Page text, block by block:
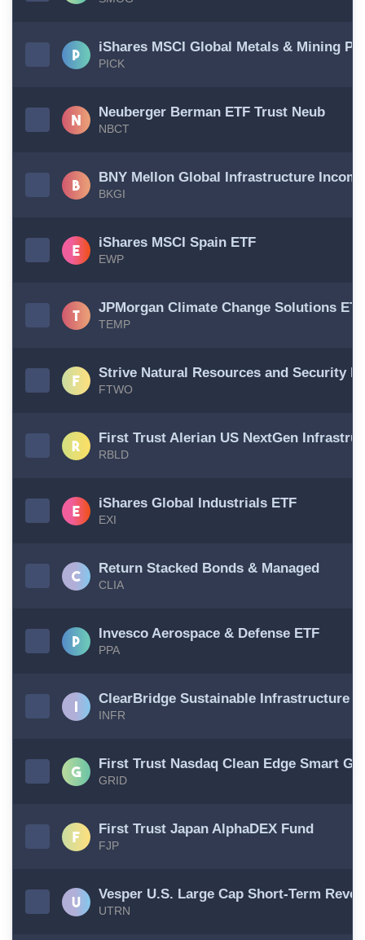
iShares MSCI Global Metals & Mining
PICK
Neuberger Berman ETF Trust Neub
NBCT
BNY Mellon Global Infrastructure
BKGI
iShares MSCI Spain ETF
EWP
JPMorgan Climate Change Solutions ETF
TEMP
Strive Natural Resources and Security
FTWO
First Trust Alerian US NextGen
RBLD
iShares Global Industrials ETF
EXI
Return Stacked Bonds & Managed
CLIA
Invesco Aerospace & Defense ETF
PPA
ClearBridge Sustainable Infrastructure
INFR
First Trust Nasdaq Clean Edge Smart
GRID
First Trust Japan AlphaDEX Fund
FJP
Vesper U.S. Large Cap Short-Term
UTRN